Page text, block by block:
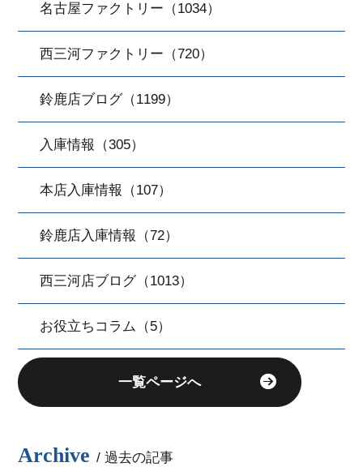
名古屋ファクトリー（1034）
西三河ファクトリー（720）
鈴鹿店ブログ（1199）
入庫情報（305）
本店入庫情報（107）
鈴鹿店入庫情報（72）
西三河店ブログ（1013）
お役立ちコラム（5）
一覧ページへ
Archive / 過去の記事